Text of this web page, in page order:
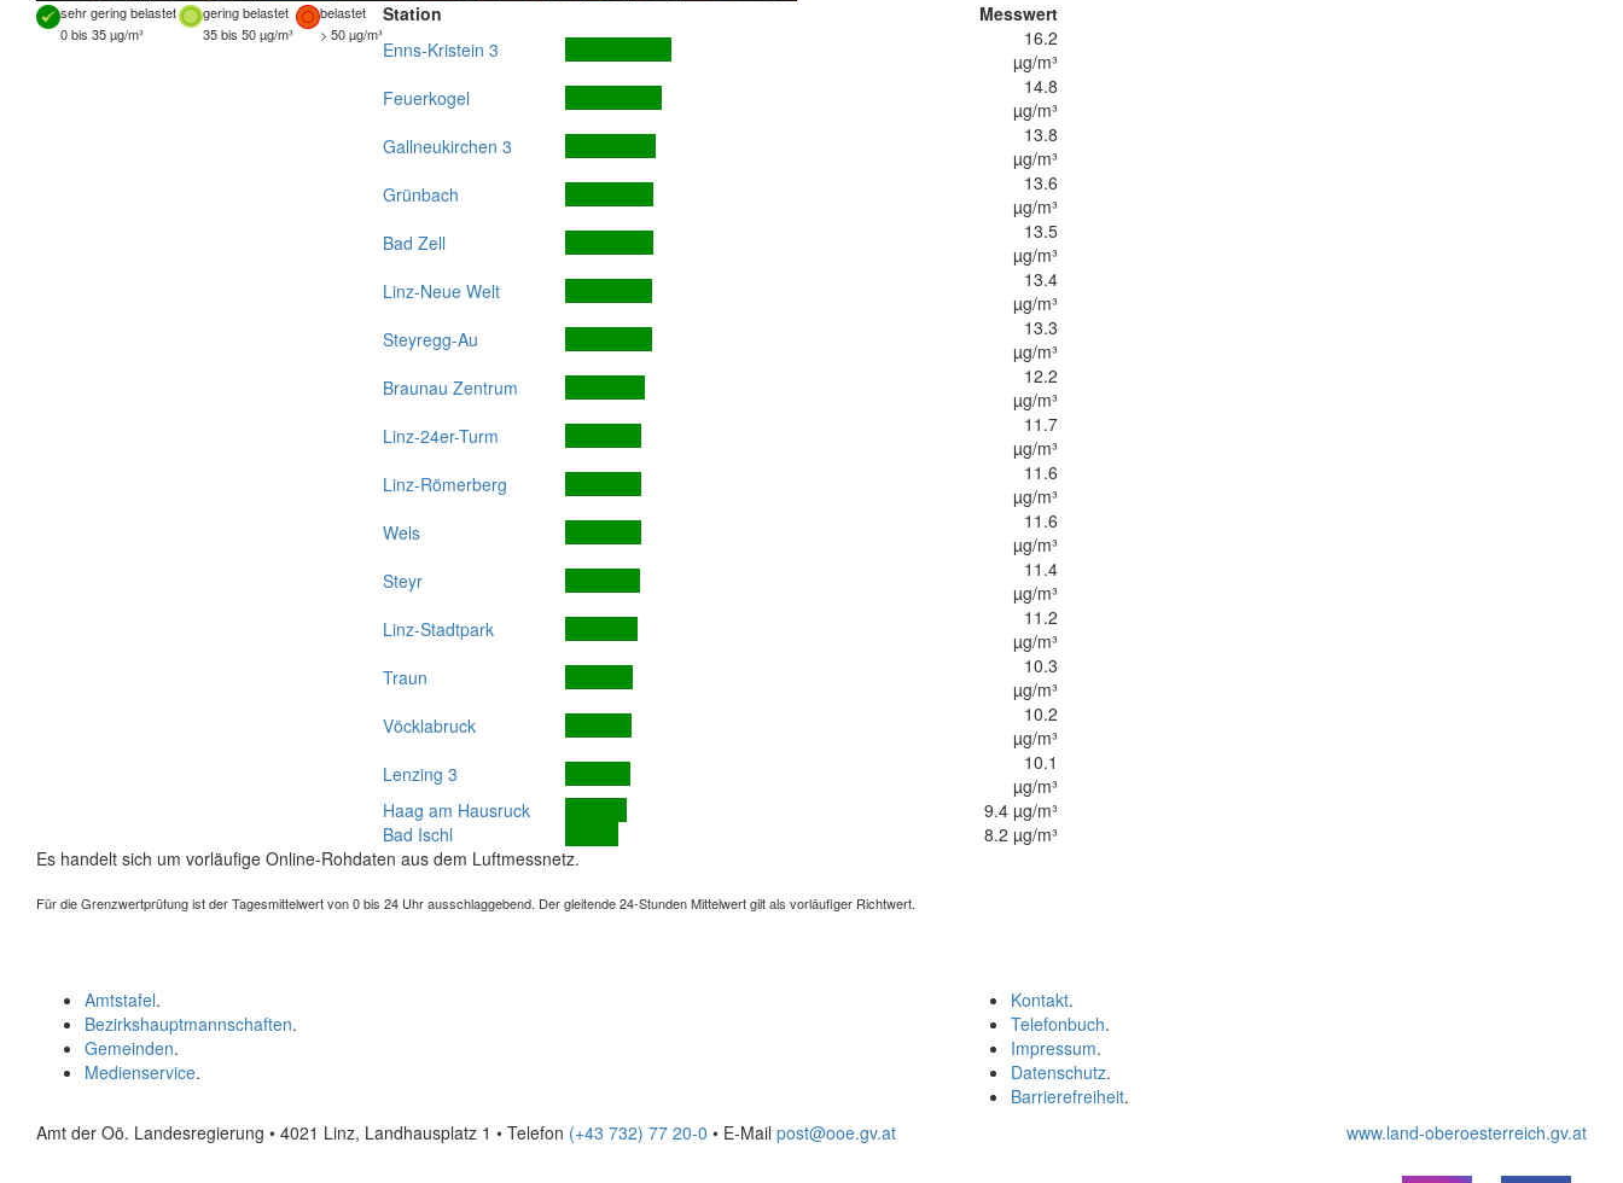
sehr gering belastet gering belastet
belastet
0 bis 35 µg/m³
35 bis 50 µg/m³ > 50 µg/m³
Station
Messwert
Enns-Kristein 3
16.2
µg/m³
Feuerkogel
14.8
µg/m³
Gallneukirchen 3
13.8
µg/m³
Grünbach
13.6
µg/m³
Bad Zell
13.5
µg/m³
Linz-Neue Welt
13.4
µg/m³
Steyregg-Au
13.3
µg/m³
Braunau Zentrum
12.2
µg/m³
Linz-24er-Turm
11.7
µg/m³
Linz-Römerberg
11.6
µg/m³
Wels
11.6
µg/m³
Steyr
11.4
µg/m³
Linz-Stadtpark
11.2
µg/m³
Traun
10.3
µg/m³
Vöcklabruck
10.2
µg/m³
Lenzing 3
10.1
µg/m³
Haag am Hausruck
9.4 µg/m³
Bad Ischl
8.2 µg/m³
Es handelt sich um vorläufige Online-Rohdaten aus dem Luftmessnetz.
Für die Grenzwertprüfung ist der Tagesmittelwert von 0 bis 24 Uhr ausschlaggebend. Der gleitende 24-Stunden Mittelwert gilt als vorläufiger Richtwert.
Kontakt.
Telefonbuch.
Impressum.
Datenschutz.
Barrierefreiheit.
Amtstafel.
Bezirkshauptmannschaften.
Gemeinden.
Medienservice.
Amt der Oö. Landesregierung • 4021 Linz, Landhausplatz 1 • Telefon (+43 732) 77 20-0 • E-Mail post@ooe.gv.at www.land-oberoesterreich.gv.at